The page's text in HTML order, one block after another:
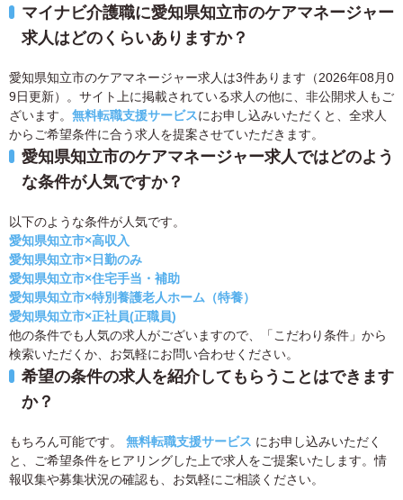
マイナビ介護職に愛知県知立市のケアマネージャー
求人はどのくらいありますか？
愛知県知立市のケアマネージャー求人は3件あります（2026年08月0
9日更新）。サイト上に掲載されている求人の他に、非公開求人もご
ざいます。 無料転職支援サービスにお申し込みいただくと、全求人
からご希望条件に合う求人を提案させていただきます。
愛知県知立市のケアマネージャー求人ではどのよう
な条件が人気ですか？
以下のような条件が人気です。
愛知県知立市×高収入
愛知県知立市×日勤のみ
愛知県知立市×住宅手当・補助
愛知県知立市×特別養護老人ホーム（特養）
愛知県知立市×正社員(正職員)
他の条件でも人気の求人がございますので、「こだわり条件」から
検索いただくか、お気軽にお問い合わせください。
希望の条件の求人を紹介してもらうことはできます
か？
もちろん可能です。 無料転職支援サービス にお申し込みいただく
と、ご希望条件をヒアリングした上で求人をご提案いたします。情
報収集や募集状況の確認も、お気軽にご相談ください。